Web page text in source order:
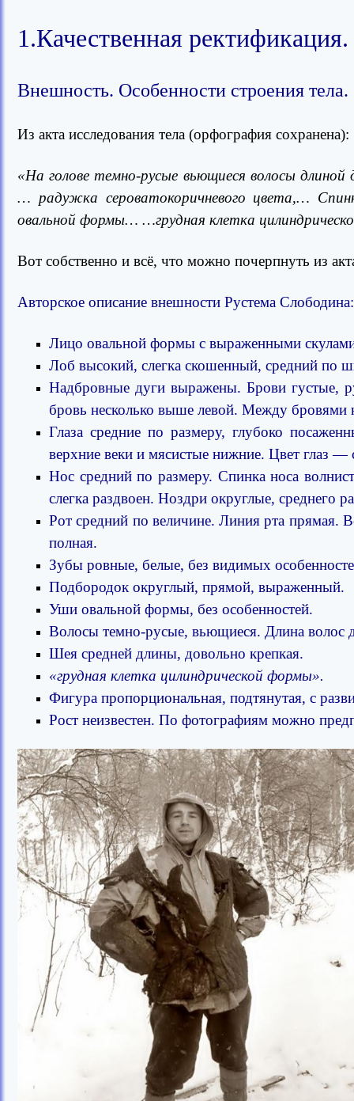
1.Качественная ректификация.
Внешность. Особенности строения тела.
Из акта исследования тела (орфография сохранена):
«На голове темно-русые вьющиеся волосы
… радужка сероватокоричневого цвета,…
овальной формы… …грудная клетка
Вот собственно и всё, что можно почерпнуть из
Авторское описание внешности Рустема Слободина:
Лицо овальной формы с выраженными
Лоб высокий, слегка скошенный, средний по
Надбровные дуги выражены. Брови густые,
бровь несколько выше левой. Между бровями
Глаза средние по размеру, глубоко
верхние веки и мясистые нижние. Цвет глаз —
Нос средний по размеру. Спинка носа
слегка раздвоен. Ноздри округлые, среднего
Рот средний по величине. Линия рта прямая.
полная.
Зубы ровные, белые, без видимых
Подбородок округлый, прямой, выраженный.
Уши овальной формы, без особенностей.
Волосы темно-русые, вьющиеся. Длина
Шея средней длины, довольно крепкая.
«грудная клетка цилиндрической формы».
Фигура пропорциональная, подтянутая, с
Рост неизвестен. По фотографиям можно